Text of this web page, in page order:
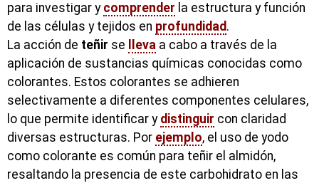
para investigar y comprender la estructura y función
de las células y tejidos en profundidad.
La acción de teñir se lleva a cabo a través de la
aplicación de sustancias químicas conocidas como
colorantes. Estos colorantes se adhieren
selectivamente a diferentes componentes celulares,
lo que permite identificar y distinguir con claridad
diversas estructuras. Por ejemplo, el uso de yodo
como colorante es común para teñir el almidón,
resaltando la presencia de este carbohidrato en las